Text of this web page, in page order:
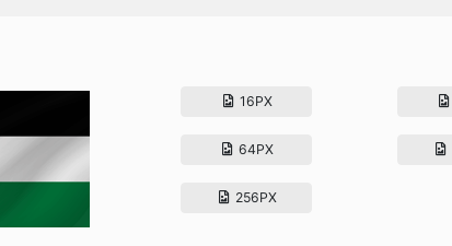
16PX
64PX
256PX